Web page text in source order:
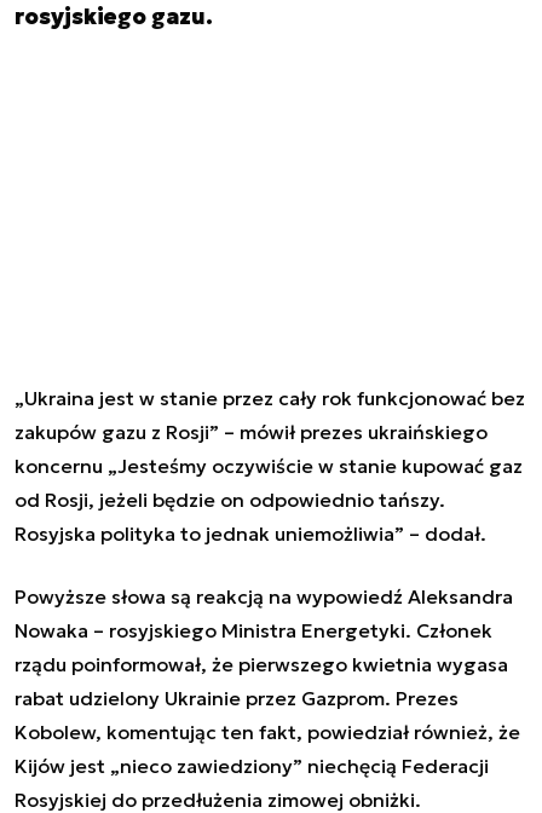
rosyjskiego gazu.
„Ukraina jest w stanie przez cały rok funkcjonować bez
zakupów gazu z Rosji” – mówił prezes ukraińskiego
koncernu „Jesteśmy oczywiście w stanie kupować gaz
od Rosji, jeżeli będzie on odpowiednio tańszy.
Rosyjska polityka to jednak uniemożliwia” – dodał.
Powyższe słowa są reakcją na wypowiedź Aleksandra
Nowaka – rosyjskiego Ministra Energetyki. Członek
rządu poinformował, że pierwszego kwietnia wygasa
rabat udzielony Ukrainie przez Gazprom. Prezes
Kobolew, komentując ten fakt, powiedział również, że
Kijów jest „nieco zawiedziony” niechęcią Federacji
Rosyjskiej do przedłużenia zimowej obniżki.